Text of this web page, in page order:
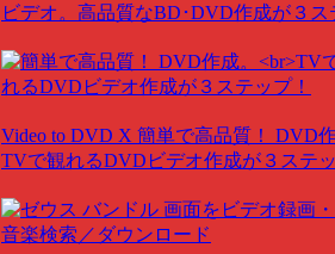
ビデオ。高品質なBD･DVD作成が３ス
Video to DVD X 簡単で高品質！ DVD
TVで観れるDVDビデオ作成が３ステ